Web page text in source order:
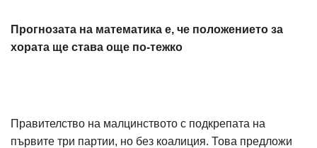
Прогнозата на математика е, че положението за
хората ще става още по-тежко
Правителство на малцинството с подкрепата на
първите три партии, но без коалиция. Това предложи